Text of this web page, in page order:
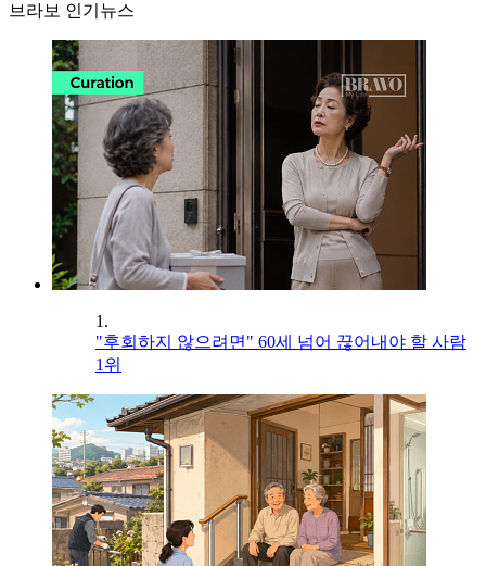
브라보 인기뉴스
1.
"후회하지 않으려면" 60세 넘어 끊어내야 할 사람
1위